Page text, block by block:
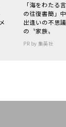
「海をわた
の往復書簡」
出逢いの不思
の〝家族〟
PR by 集英社